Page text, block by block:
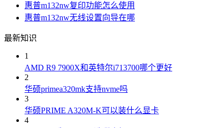
惠普m132nw复印功能怎么使用
惠普m132nw无线设置向导在哪
最新知识
1
AMD R9 7900X和英特尔i713700哪个更好
2
华硕primea320mk支持nvme吗
3
华硕PRIME A320M-K可以装什么显卡
4